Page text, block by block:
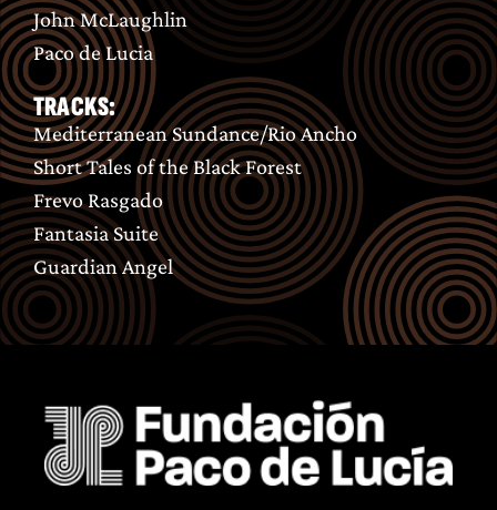
John McLaughlin
Paco de Lucia
TRACKS:
Mediterranean Sundance/Rio Ancho
Short Tales of the Black Forest
Frevo Rasgado
Fantasia Suite
Guardian Angel